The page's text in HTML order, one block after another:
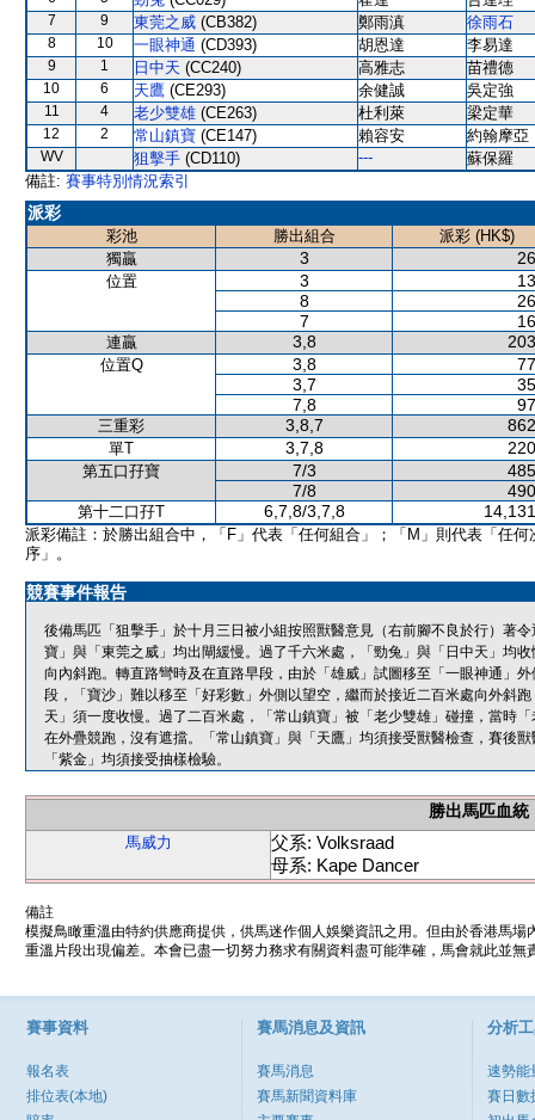
7 9 東莞之威 (CB382) 鄭雨滇 徐雨石
8 10 一眼神通 (CD393) 胡恩達 李易達
9 1 日中天 (CC240) 高雅志 苗禮德
10 6 天鷹 (CE293) 余健誠 吳定強
11 4 老少雙雄 (CE263) 杜利萊 梁定華
12 2 常山鎮寶 (CE147) 賴容安 約翰摩亞
WV 狙擊手 (CD110) ---
蘇保羅
備註: 賽事特別情況索引
派彩
彩池 勝出組合
派彩 (HK$)
獨贏
3
位置 3
8
7
連贏 3,8
位置Q 3,8
3,7
7,8
三重彩 3,8,7
單T 3,7,8
第五口孖寶 7/3
7/8
第十二口孖T 6,7,8/3,7,8
派彩備註：於勝出組合中，「F」代表「任何組合」；「M」則代表「任何
序」。
競賽事件報告
後備馬匹「狙擊手」於十月三日被小組按照獸醫意見（右前腳不良於行）著
寶」與「東莞之威」均出閘緩慢。過了千六米處，「勁兔」與「日中天」均
向內斜跑。轉直路彎時及在直路早段，由於「雄威」試圖移至「一眼神通」
段，「寶沙」難以移至「好彩數」外側以望空，繼而於接近二百米處向外斜
天」須一度收慢。過了二百米處，「常山鎮寶」被「老少雙雄」碰撞，當時
在外疊競跑，沒有遮擋。「常山鎮寶」與「天鷹」均須接受獸醫檢查，賽後
「紫金」均須接受抽樣檢驗。
勝出馬匹血統
馬威力
父系: Volksraad
母系: Kape Dancer
備註
模擬鳥瞰重溫由特約供應商提供，供馬迷作個人娛樂資訊之用。但由於香港馬
重溫片段出現偏差。本會已盡一切努力務求有關資料盡可能準確，馬會就此並
賽事資料
報名表
排位表(本地)
賽馬消息及資訊
賽馬消息
賽馬新聞資料庫
分析
速勢能
賽日數